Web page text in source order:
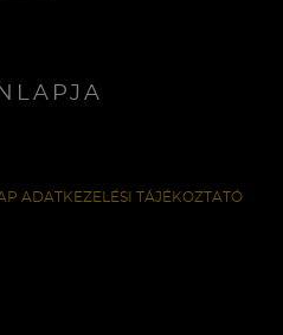
ADATKEZELÉSI TÁJÉKOZTATÓ